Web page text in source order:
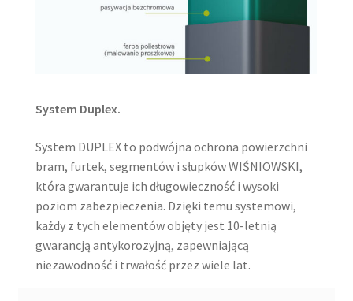
System Duplex.
System DUPLEX to podwójna ochrona powierzchni
bram, furtek, segmentów i słupków WIŚNIOWSKI,
która gwarantuje ich długowieczność i wysoki
poziom zabezpieczenia. Dzięki temu systemowi,
każdy z tych elementów objęty jest 10-letnią
gwarancją antykorozyjną, zapewniającą
niezawodność i trwałość przez wiele lat.